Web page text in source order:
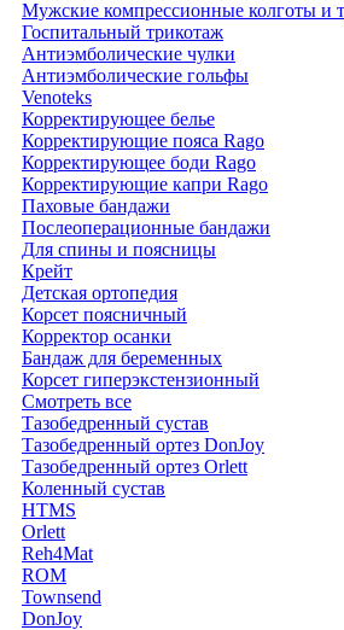
Мужские компрессионные колготы и
Госпитальный трикотаж
Антиэмболические чулки
Антиэмболические гольфы
Venoteks
Корректирующее белье
Корректирующие пояса Rago
Корректирующее боди Rago
Корректирующие капри Rago
Паховые бандажи
Послеоперационные бандажи
Для спины и поясницы
Крейт
Детская ортопедия
Корсет поясничный
Корректор осанки
Бандаж для беременных
Корсет гиперэкстензионный
Смотреть все
Тазобедренный сустав
Тазобедренный ортез DonJoy
Тазобедренный ортез Orlett
Коленный сустав
HTMS
Orlett
Reh4Mat
ROM
Townsend
DonJoy